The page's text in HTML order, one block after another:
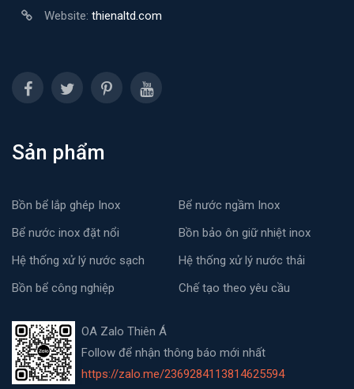
Website: thienaltd.com
Sản phẩm
Bồn bể lắp ghép Inox
Bể nước ngầm Inox
Bể nước inox đặt nổi
Bồn bảo ôn giữ nhiệt inox
Hệ thống xử lý nước sạch
Hệ thống xử lý nước thải
Bồn bể công nghiệp
Chế tạo theo yêu cầu
OA Zalo Thiên Á
Follow để nhận thông báo mới nhất
https://zalo.me/2369284113814625594